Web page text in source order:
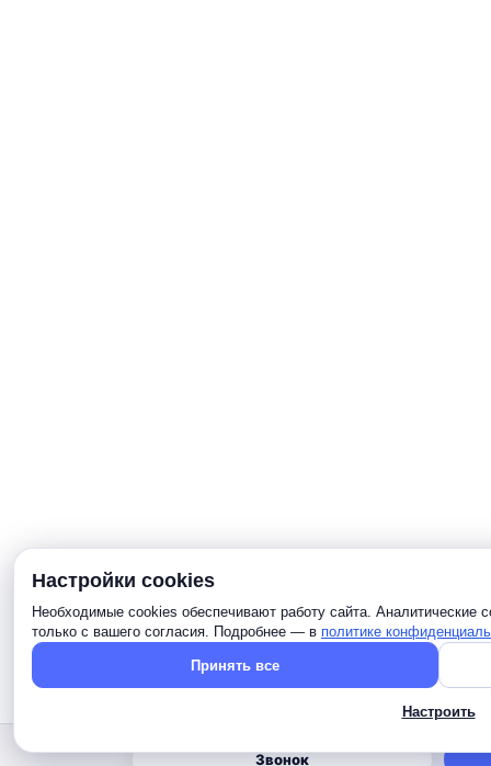
Настройки cookies
Необходимые cookies обеспечивают работу сайта.
только с вашего согласия. Подробнее — в политике
Принять все
Настроить
Звонок